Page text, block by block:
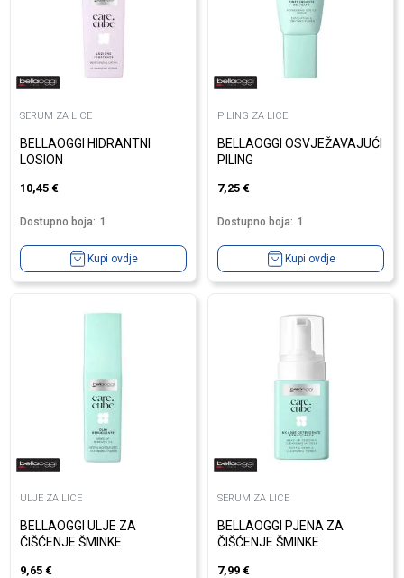
SERUM ZA LICE
BELLAOGGI HIDRANTNI
LOSION
10,45 €
Dostupno boja: 1
Kupi ovdje
PILING ZA LICE
BELLAOGGI OSVJEŽAVAJUĆI
PILING
7,25 €
Dostupno boja: 1
Kupi ovdje
ULJE ZA LICE
BELLAOGGI ULJE ZA
ČIŠĆENJE ŠMINKE
9,65 €
SERUM ZA LICE
BELLAOGGI PJENA ZA
ČIŠĆENJE ŠMINKE
7,99 €